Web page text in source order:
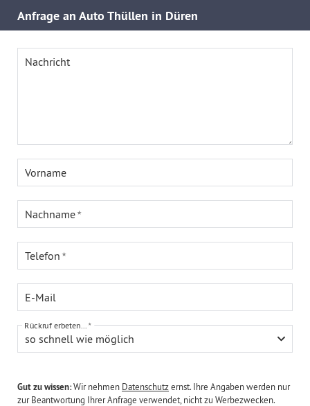
Anfrage an Auto Thüllen in Düren
Nachricht
Vorname
Nachname
Telefon
E-Mail
so schnell wie möglich
Rückruf erbeten...
Gut zu wissen:Wir nehmen Datenschutzernst. Ihre Angaben werden nur
zur Beantwortung Ihrer Anfrage verwendet, nicht zu Werbezwecken.